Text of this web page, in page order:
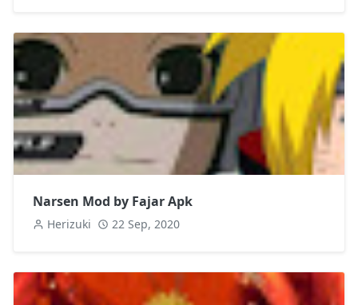
Narsen Mod by Fajar Apk
Herizuki 22 Sep, 2020